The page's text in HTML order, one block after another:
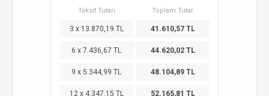
Taksit Tutarı Toplam Tutar
3 x 13.870,19 TL 41.610,57 TL
6 x 7.436,67 TL 44.620,02 TL
9 x 5.344,99 TL 48.104,89 TL
12 x 4.347,15 TL 52.165,81 TL